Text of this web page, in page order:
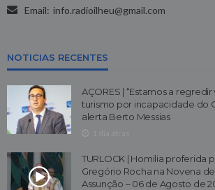
Email: info.radioilheu@gmail.com
NOTICIAS RECENTES
AÇORES | “Estamos a
turismo por incapacidade do
alerta Berto Messias
TURLOCK | Homilia proferida
Gregório Rocha na Novena
Assunção – 06 de Agosto de